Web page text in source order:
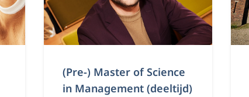
(Pre-) Master of Science
in Management (deeltijd)